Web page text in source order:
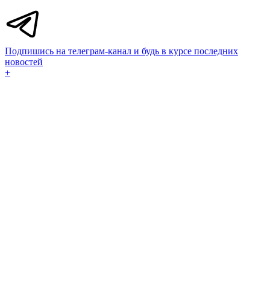
Подпишись на телеграм-канал и будь в курсе последних
новостей
+